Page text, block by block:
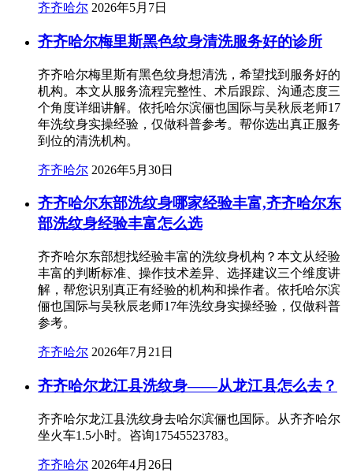
齐齐哈尔 2026年5月7日
齐齐哈尔梅里斯黑色纹身清洗服务好的诊所
齐齐哈尔梅里斯有黑色纹身想清洗，希望找到服务好的
机构。本文从服务流程完整性、术后跟踪、沟通态度三
个角度详细讲解。依托哈尔滨俪也国际与吴秋辰老师17
年洗纹身实操经验，仅做科普参考。帮你选出真正服务
到位的清洗机构。
齐齐哈尔 2026年5月30日
齐齐哈尔东部洗纹身哪家经验丰富,齐齐哈尔东
部洗纹身经验丰富怎么选
齐齐哈尔东部想找经验丰富的洗纹身机构？本文从经验
丰富的判断标准、操作技术差异、选择建议三个维度讲
解，帮您识别真正有经验的机构和操作者。依托哈尔滨
俪也国际与吴秋辰老师17年洗纹身实操经验，仅做科普
参考。
齐齐哈尔 2026年7月21日
齐齐哈尔龙江县洗纹身——从龙江县怎么去？
齐齐哈尔龙江县洗纹身去哈尔滨俪也国际。从齐齐哈尔
坐火车1.5小时。咨询17545523783。
齐齐哈尔 2026年4月26日